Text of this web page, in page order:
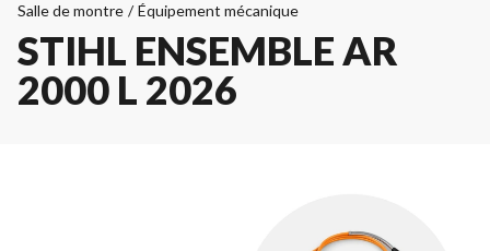
Salle de montre / Équipement mécanique
STIHL ENSEMBLE AR
2000 L 2026